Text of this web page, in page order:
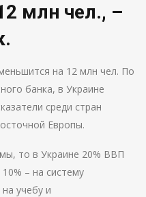
млн чел., –
на 12 млн чел. По
банка, в Украине
среди стран
Европы.
то в Украине 20% ВВП
– на систему
учебу и